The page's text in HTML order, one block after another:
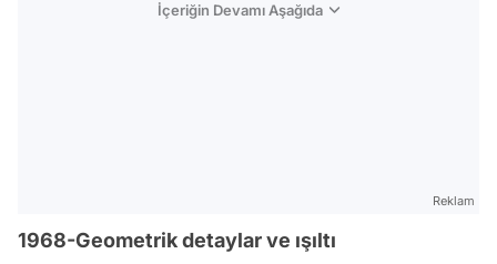
İçeriğin Devamı Aşağıda
Reklam
1968-Geometrik detaylar ve ışıltı